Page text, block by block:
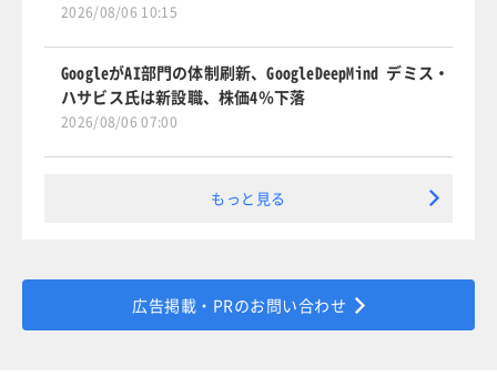
2026/08/06 10:15
GoogleがAI部門の体制刷新、GoogleDeepMind デミス・
ハサビス氏は新設職、株価4％下落
2026/08/06 07:00
もっと見る
広告掲載・PRのお問い合わせ